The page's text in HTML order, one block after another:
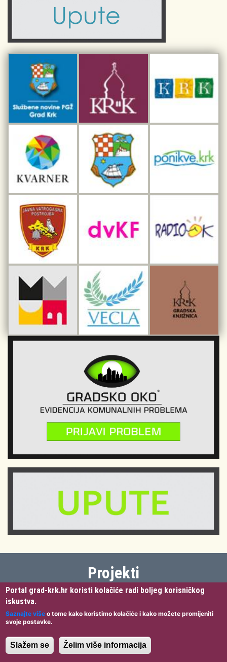
Civilni sektor (arhiva udruga)
Sport i rekreacija
Kulturno-turistička ruta Putovima Frankopana
Dar iz Krka
Interpretacijski centar pomorske baštine
Projekti
Portal grad-krk.hr koristi kolačiće radi boljeg korisničkog
iskustva.
Saznajte više o tome kako koristimo kolačiće i kako možete promijeniti
svoje postavke.
Slažem se Želim više informacija